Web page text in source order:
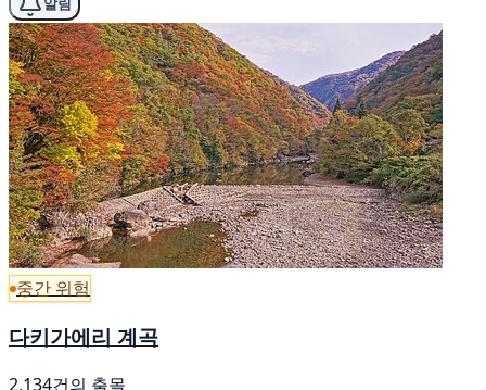
알림
중간 위험
다키가에리 계곡
2,134건의 출몰